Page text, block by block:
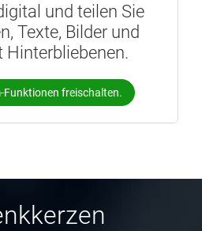
und teilen Sie
Texte, Bilder und
Hinterbliebenen.
Funktionen freischalten.